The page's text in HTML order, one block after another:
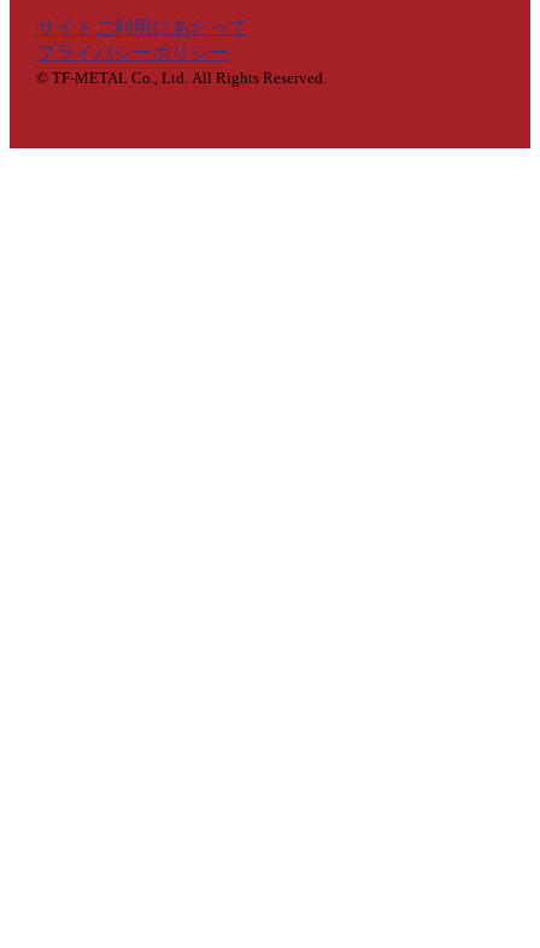
サイトご利用にあたって
プライバシーポリシー
© TF-METAL Co., Ltd. All Rights Reserved.